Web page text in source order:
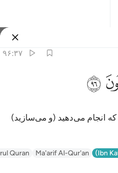
۹۶:۳۷
ﲨ
که انجام می‌دهید (و می‌سازید)
Ibn
Ma'arif Al-Qur'an
Quran